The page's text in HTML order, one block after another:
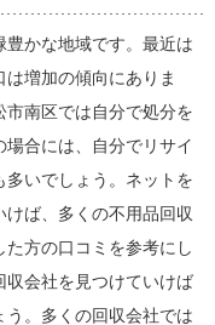
かな地域です。最近は
増加の傾向にありま
南区では自分で処分を
合には、自分でリサイ
多いでしょう。ネットを
ば、多くの不用品回収
方の口コミを参考にし
収会社を見つけていけば
う。多くの回収会社では